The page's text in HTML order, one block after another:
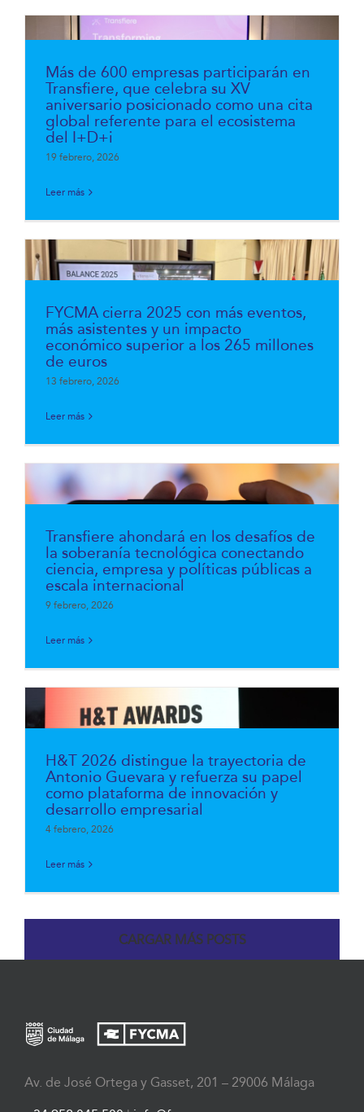
Más de 600 empresas participarán en
Transfiere, que celebra su XV
aniversario posicionado como una cita
global referente para el ecosistema
del I+D+i
19 febrero, 2026
Leer más
FYCMA cierra 2025 con más eventos,
más asistentes y un impacto
económico superior a los 265 millones
de euros
13 febrero, 2026
Leer más
Transfiere ahondará en los desafíos de
la soberanía tecnológica conectando
ciencia, empresa y políticas públicas a
escala internacional
9 febrero, 2026
Leer más
H&T 2026 distingue la trayectoria de
Antonio Guevara y refuerza su papel
como plataforma de innovación y
desarrollo empresarial
4 febrero, 2026
Leer más
CARGAR MÁS POSTS
Av. de José Ortega y Gasset, 201 – 29006 Málaga